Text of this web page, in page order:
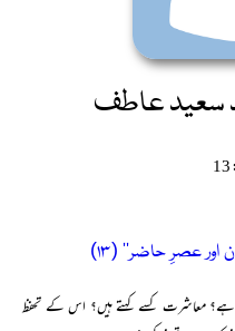
سعید عاطف
عصرِ حاضر‘‘ (۱۳)
ہے؟ معاشرت کسے کہتے ہیں؟ اس کے تحفظ